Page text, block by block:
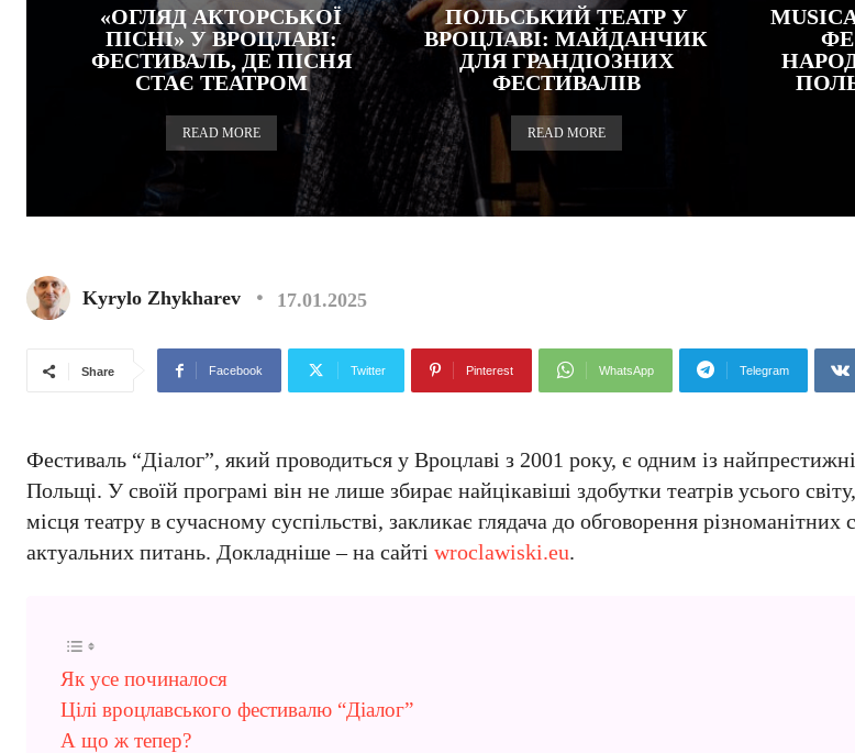
«ОГЛЯД АКТОРСЬКОЇ
ПІСНІ» У ВРОЦЛАВІ:
ФЕСТИВАЛЬ, ДЕ ПІСНЯ
СТАЄ ТЕАТРОМ
READ MORE
ПОЛЬСЬКИЙ ТЕАТР У
ВРОЦЛАВІ: МАЙДАНЧИК
ДЛЯ ГРАНДІОЗНИХ
ФЕСТИВАЛІВ
READ MORE
Kyrylo Zhykharev 17.01.2025
Share Facebook Twitter Pinterest WhatsApp Telegram
Фестиваль “Діалог”, який проводиться у Вроцлаві з 2001 року, є одним із
Польщі. У своїй програмі він не лише збирає найцікавіші здобутки театрів усього
місця театру в сучасному суспільстві, закликає глядача до обговорення
актуальних питань. Докладніше – на сайті wroclawiski.eu.
Як усе починалося
Цілі вроцлавського фестивалю “Діалог”
А що ж тепер?